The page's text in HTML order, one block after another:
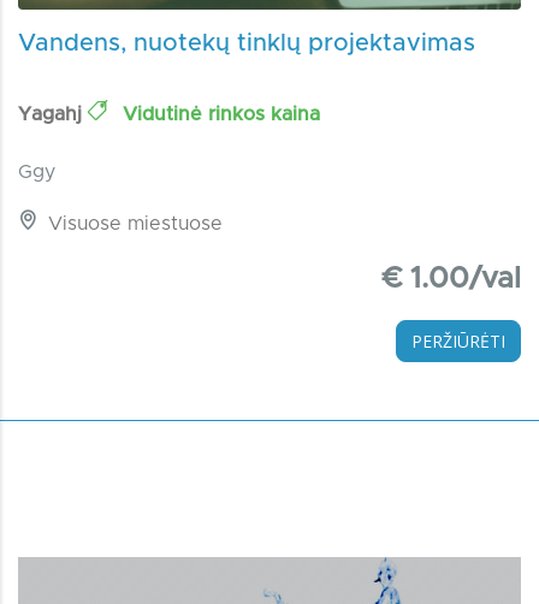
Vandens, nuotekų tinklų projektavimas
Yagahj Vidutinė rinkos kaina
Ggy
Visuose miestuose
€ 1.00/val
PERŽIŪRĖTI